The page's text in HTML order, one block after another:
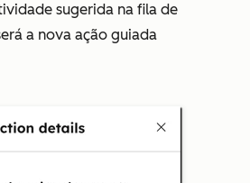
sugerida na fila de
a nova ação guiada